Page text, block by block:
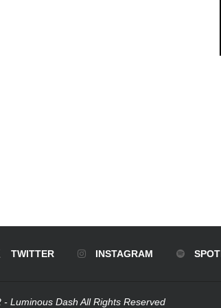
TWITTER INSTAGRAM
- Luminous Dash All Rights Reserved